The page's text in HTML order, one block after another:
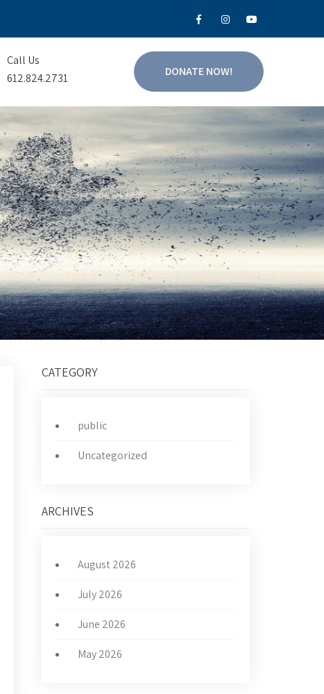
Call Us
612.824.2731
DONATE NOW!
CATEGORY
public
Uncategorized
ARCHIVES
August 2026
July 2026
June 2026
May 2026